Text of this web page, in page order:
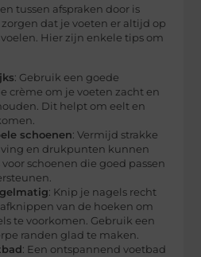
tussen afspraken door is
dat je voeten er altijd op
Hier zijn enkele tips om
: Gebruik een goede
crème om je voeten zacht en
Dit helpt om eelt en
schoenen: Vermijd strakke
en drukpunten kunnen
schoenen die goed passen
: Knip je nagels recht
van de hoeken om
te voorkomen. Gebruik een
randen glad te maken.
: Een ontspannend voetbad